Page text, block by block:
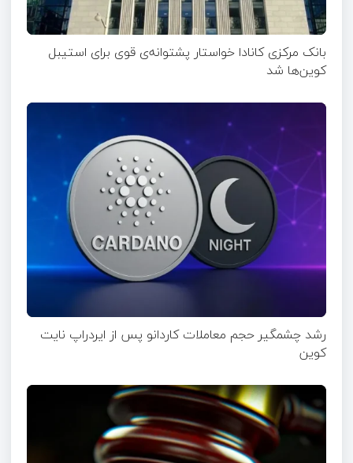
بانک مرکزی کانادا خواستار پشتوانه‌ی قوی برای استیبل
کوین‌ها شد
رشد چشمگیر حجم معاملات کاردانو پس از ایردراپ نایت‌
کوین